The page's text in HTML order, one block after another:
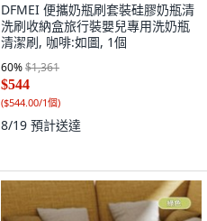
DFMEI 便攜奶瓶刷套裝硅膠奶瓶清
洗刷收納盒旅行裝嬰兒專用洗奶瓶
清潔刷, 咖啡:如圖, 1個
60%$1,361
$544
($544.00/1個)
8/19 預計送達